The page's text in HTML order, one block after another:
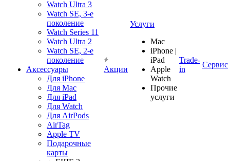
Watch Ultra 3
Watch SE, 3-е
поколение
Watch Series 11
Watch Ultra 2
Watch SE, 2-е
поколение
Аксессуары
Для iPhone
Для Mac
Для iPad
Для Watch
Для AirPods
AirTag
Apple TV
Подарочные
карты
Акции
Услуги
Mac
iPhone |
iPad
Apple
Watch
Прочие
услуги
Trade-
in
Сервис